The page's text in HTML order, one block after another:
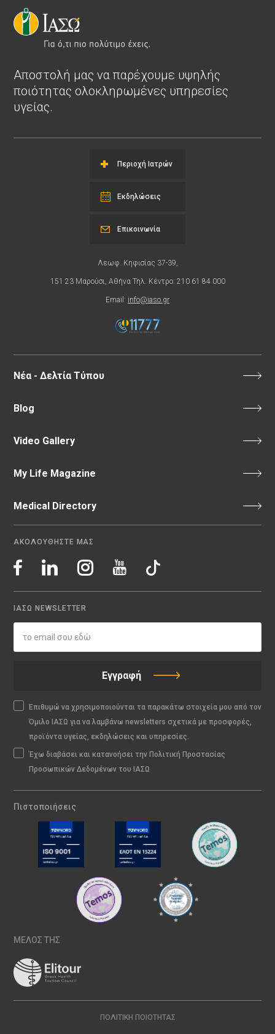
Αποστολή μας να παρέχουμε υψηλής
ποιότητας ολοκληρωμένες υπηρεσίες
υγείας.
Περιοχή Ιατρών
Εκδηλώσεις
Λεωφ. Κηφισίας 37-39,
151 23 Μαρούσι, Αθήνα Τηλ. Κέντρο: 210 61 84 000
Email: info@iaso.gr
Επικοινωνία
Νέα - Δελτία Τύπου
Blog
Video Gallery
My Life Magazine
Medical Directory
ΑΚΟΛΟΥΘΗΣΤΕ ΜΑΣ
ΙΑΣΩ NEWSLETTER
Εγγραφή
Επιθυμώ να χρησιμοποιούνται τα παρακάτω στοιχεία μου από τον
Όμιλο ΙΑΣΩ για να λαμβάνω newsletters σχετικά με προσφορές,
προϊόντα υγείας, εκδηλώσεις και υπηρεσίες.
Έχω διαβάσει και κατανοήσει την Πολιτική Προστασίας
Προσωπικών Δεδομένων του ΙΑΣΩ
Πιστοποιήσεις
ΜΕΛΟΣ ΤΗΣ
ΠΟΛΙΤΙΚΉ ΠΟΙΌΤΗΤΑΣ